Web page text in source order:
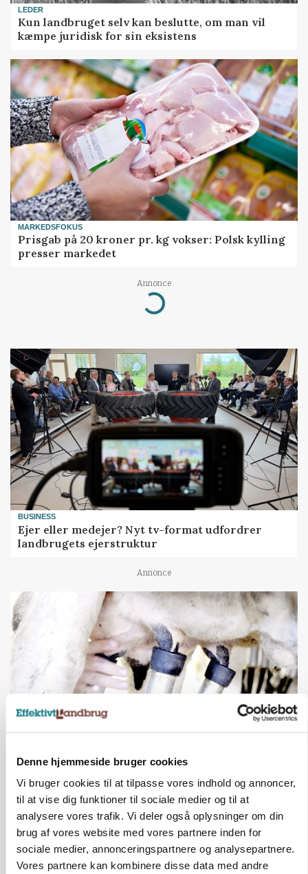
Denne hjemmeside bruger cookies
Vi bruger cookies til at tilpasse vores indhold og annoncer,
til at vise dig funktioner til sociale medier og til at
analysere vores trafik. Vi deler også oplysninger om din
brug af vores website med vores partnere inden for
sociale medier, annonceringspartnere og analysepartnere.
Vores partnere kan kombinere disse data med andre
LEDER
Kun landbruget selv kan beslutte, om man vil
kæmpe juridisk for sin eksistens
MARKEDSFOKUS
Prisgab på 20 kroner pr. kg vokser: Polsk kylling
presser markedet
Annonce
Loading...
BUSINESS
Ejer eller medejer? Nyt tv-format udfordrer
landbrugets ejerstruktur
Annonce
MARKED
Russisk mælkepris dykker 23 procent
Annonce
BUSINESS
Fra mark til mur: Byggeriet kan åbne nyt
marked for biokul